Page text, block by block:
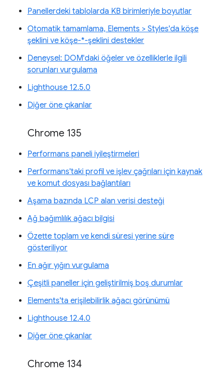
Panellerdeki tablolarda KB birimleriyle boyutlar
Otomatik tamamlama, Elements > Styles'da köşe
şeklini ve köşe-*-şeklini destekler
Deneysel: DOM'daki öğeler ve özelliklerle ilgili
sorunları vurgulama
Lighthouse 12.5.0
Diğer öne çıkanlar
Chrome 135
Performans paneli iyileştirmeleri
Performans'taki profil ve işlev çağrıları için kaynak
ve komut dosyası bağlantıları
Aşama bazında LCP alan verisi desteği
Ağ bağımlılık ağacı bilgisi
Özette toplam ve kendi süresi yerine süre
gösteriliyor
En ağır yığın vurgulama
Çeşitli paneller için geliştirilmiş boş durumlar
Elements'ta erişilebilirlik ağacı görünümü
Lighthouse 12.4.0
Diğer öne çıkanlar
Chrome 134